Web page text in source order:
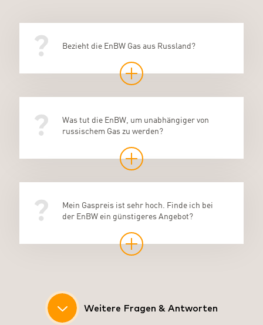
Bezieht die EnBW Gas aus Russland?
Was tut die EnBW, um unabhängiger von
russischem Gas zu werden?
Mein Gaspreis ist sehr hoch. Finde ich bei
der EnBW ein günstigeres Angebot?
im Angebot?Weitere Fragen & Antworten